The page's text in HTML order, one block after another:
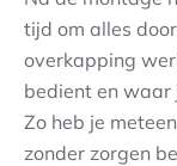
tijd om alles
overkapping
bedient en waar
Zo heb je
zonder zorgen